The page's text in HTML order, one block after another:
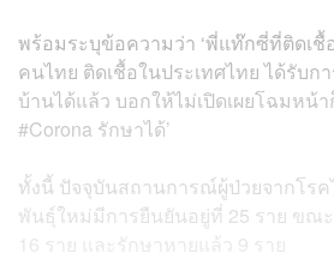
พร้อมระบุข้อความว่า ‘พี่แท๊กซี่ที่ติดเ
คนไทย ติดเชื้อในประเทศไทย ได้รับก
บ้านได้แล้ว บอกให้ไม่เปิดเผยโฉมหน้
#Corona รักษาได้’
ทั้งนี้ ปัจจุบันสถานการณ์ผู้ป่วยจากโรค
พันธุ์ใหม่มีการยืนยันอยู่ที่ 25 ราย ขณ
16 ราย และรักษาหายแล้ว 9 ราย